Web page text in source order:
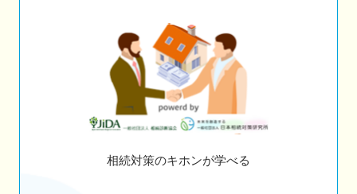
相続対策のキホンが学べる